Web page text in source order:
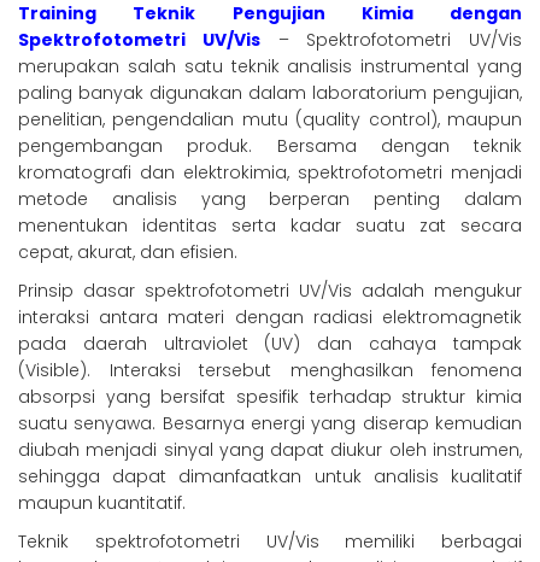
Training Teknik Pengujian Kimia dengan
Spektrofotometri UV/Vis– Spektrofotometri UV/Vis
merupakan salah satu teknik analisis instrumental yang
paling banyak digunakan dalam laboratorium pengujian,
penelitian, pengendalian mutu (quality control), maupun
pengembangan produk. Bersama dengan teknik
kromatografi dan elektrokimia, spektrofotometri menjadi
metode analisis yang berperan penting dalam
menentukan identitas serta kadar suatu zat secara
cepat, akurat, dan efisien.
Prinsip dasar spektrofotometri UV/Vis adalah mengukur
interaksi antara materi dengan radiasi elektromagnetik
pada daerah ultraviolet (UV) dan cahaya tampak
(Visible). Interaksi tersebut menghasilkan fenomena
absorpsi yang bersifat spesifik terhadap struktur kimia
suatu senyawa. Besarnya energi yang diserap kemudian
diubah menjadi sinyal yang dapat diukur oleh instrumen,
sehingga dapat dimanfaatkan untuk analisis kualitatif
maupun kuantitatif.
Teknik spektrofotometri UV/Vis memiliki berbagai